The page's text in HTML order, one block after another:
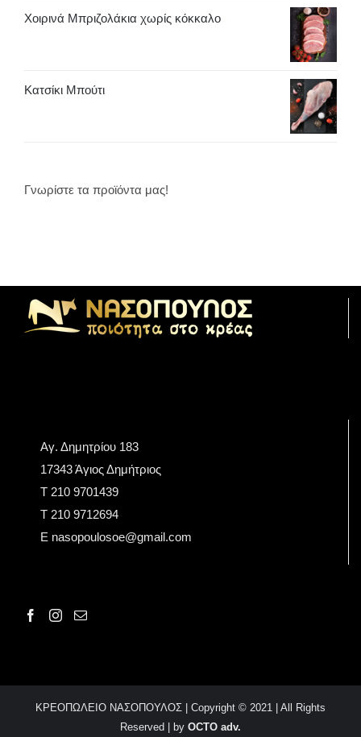
Χοιρινά Μπριζολάκια χωρίς κόκκαλο
Κατσίκι Μπούτι
Γνωρίστε τα προϊόντα μας!
Αγ. Δημητρίου 183
17343 Άγιος Δημήτριος
Τ 210 9701439
T 210 9712694
E nasopoulosoe@gmail.com
ΚΡΕΟΠΩΛΕΙΟ ΝΑΣΟΠΟΥΛΟΣ | Copyright © 2021 | All Rights
Reserved | by OCTO adv.